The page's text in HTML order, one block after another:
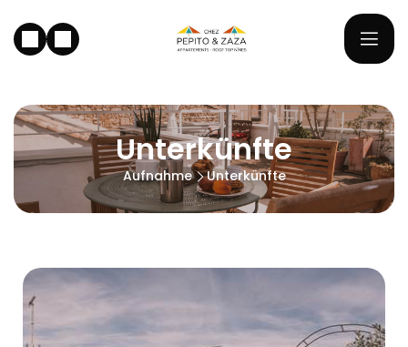
Unterkünfte
Aufnahme Unterkünfte